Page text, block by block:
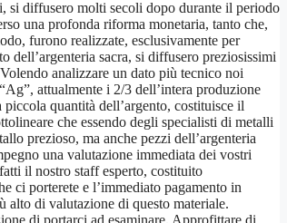
si diffusero molti secoli dopo durante il periodo
una profonda riforma monetaria, tanto che,
furono realizzate, esclusivamente per
dell’argenteria sacra, si diffusero preziosissimi
analizzare un dato più tecnico noi
attualmente i 2/3 dell’intera produzione
quantità dell’argento, costituisce il
che essendo degli specialisti di metalli
prezioso, ma anche pezzi dell’argenteria
una valutazione immediata dei vostri
il nostro staff esperto, costituito
ci porterete e l’immediato pagamento in
alto di valutazione di questo materiale.
di portarci ad esaminare. Approfittare di